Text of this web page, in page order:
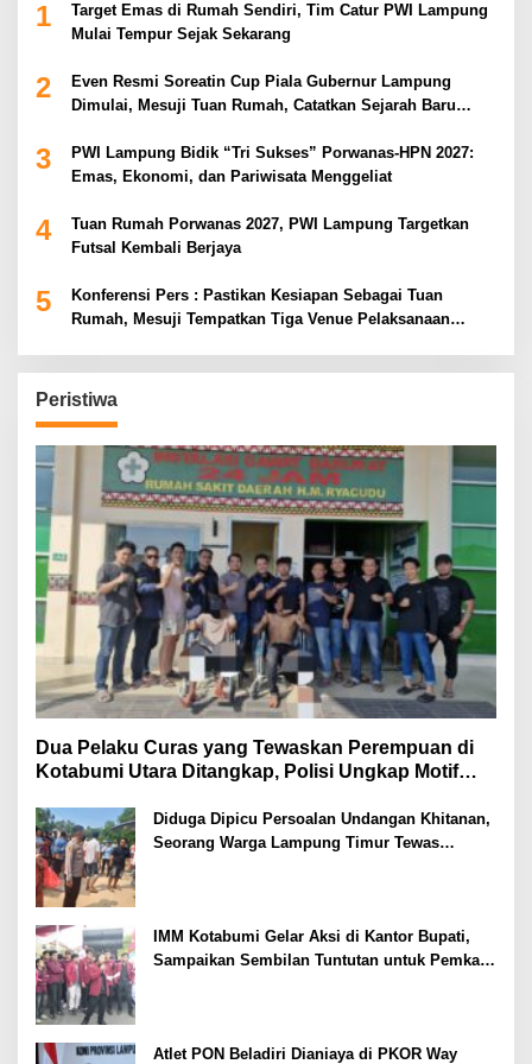
1
Target Emas di Rumah Sendiri, Tim Catur PWI Lampung
Mulai Tempur Sejak Sekarang
2
Even Resmi Soreatin Cup Piala Gubernur Lampung
Dimulai, Mesuji Tuan Rumah, Catatkan Sejarah Baru
3
PWI Lampung Bidik “Tri Sukses” Porwanas-HPN 2027:
Emas, Ekonomi, dan Pariwisata Menggeliat
4
Tuan Rumah Porwanas 2027, PWI Lampung Targetkan
Futsal Kembali Berjaya
5
Konferensi Pers : Pastikan Kesiapan Sebagai Tuan
Rumah, Mesuji Tempatkan Tiga Venue Pelaksanaan
Peristiwa
Dua Pelaku Curas yang Tewaskan Perempuan di
Kotabumi Utara Ditangkap, Polisi Ungkap Motif
Diduga Dipicu Persoalan Undangan Khitanan,
Seorang Warga Lampung Timur Tewas
IMM Kotabumi Gelar Aksi di Kantor Bupati,
Sampaikan Sembilan Tuntutan untuk Pemkab
Atlet PON Beladiri Dianiaya di PKOR Way